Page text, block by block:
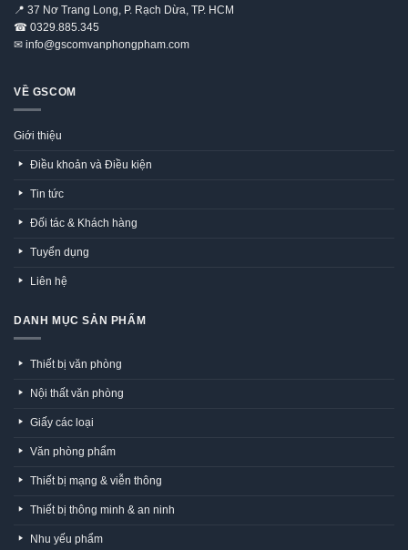
📍 37 Nơ Trang Long, P. Rạch Dừa, TP. HCM
☎ 0329.885.345
✉ info@gscomvanphongpham.com
VỀ GSCOM
Giới thiệu
Điều khoản và Điều kiện
Tin tức
Đối tác & Khách hàng
Tuyển dụng
Liên hệ
DANH MỤC SẢN PHẨM
Thiết bị văn phòng
Nội thất văn phòng
Giấy các loại
Văn phòng phẩm
Thiết bị mạng & viễn thông
Thiết bị thông minh & an ninh
Nhu yếu phẩm